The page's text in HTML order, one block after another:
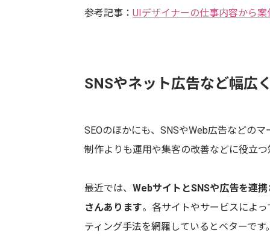
参考記事： UIデザイナーの仕事内容から
SNSやネット広告など幅広
SEOのほかにも、SNSやWeb広告などの
制作よりも運用や集客の改善などに役立つ
最近では、 WebサイトとSNSや広告を連
さんあります。各サイトやサービスによ
ティング手法を網羅しているとベターです